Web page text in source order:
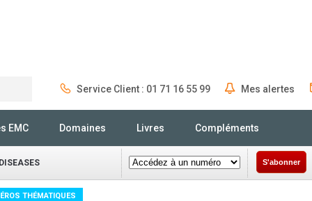
Service Client : 01 71 16 55 99 Mes alertes
EMC Domaines Livres Compléments
S'abonner
THÉMATIQUES